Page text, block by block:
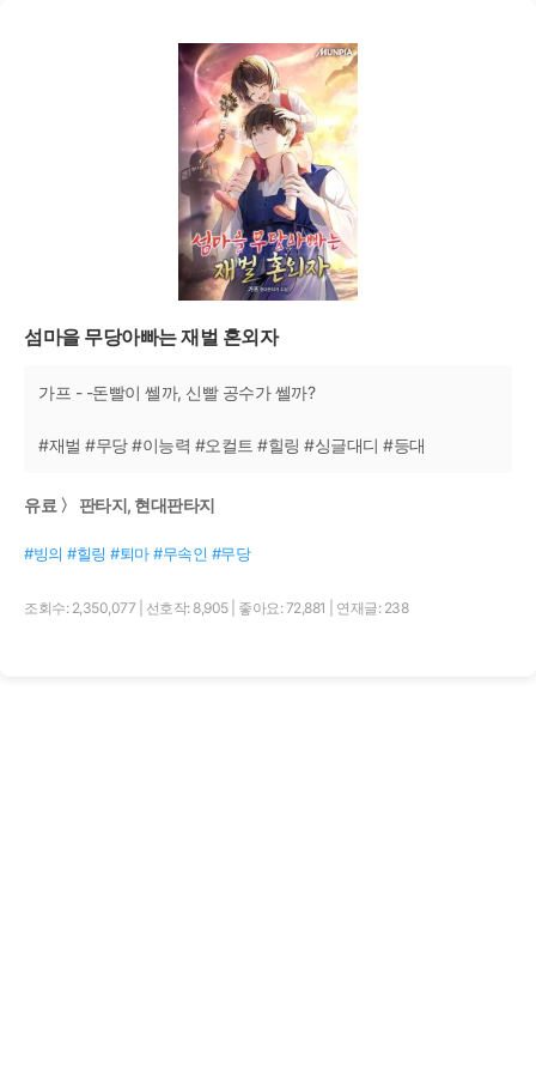
섬마을 무당아빠는 재벌 혼외자
가프 - -돈빨이 쎌까, 신빨 공수가 쎌까?
#재벌 #무당 #이능력 #오컬트 #힐링 #싱글대디 #등대
유료 〉 판타지, 현대판타지
#빙의 #힐링 #퇴마 #무속인 #무당
조회수: 2,350,077 선호작: 8,905 좋아요: 72,881 연재글: 238